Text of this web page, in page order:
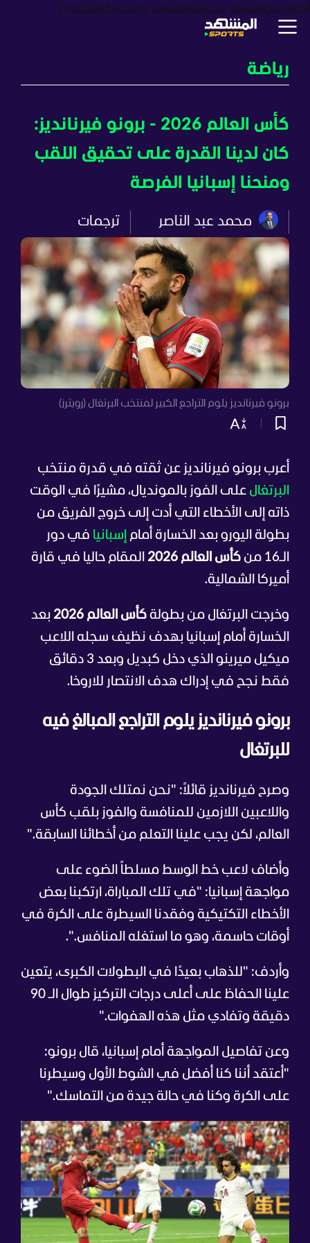
أخبار برامجالمشهد سبورتسالمشهد بزنسبودكاستترندات
رياضة
كأس العالم 2026 - برونو فيرنانديز:
كان لدينا القدرة على تحقيق اللقب
ومنحنا إسبانيا الفرصة
محمد عبد الناصر ترجمات
برونو فيرنانديز يلوم التراجع الكبير لمنتخب البرتغال (رويترز)
أعرب برونو فيرنانديز عن ثقته في قدرة منتخب
البرتغال على الفوز بالمونديال، مشيرًا في الوقت
ذاته إلى الأخطاء التي أدت إلى خروج الفريق من
بطولة اليورو بعد الخسارة أمام إسبانيا في دور
الـ16 من
كأس العالم 2026
المقام حاليا في قارة
أميركا الشمالية.
وخرجت البرتغال من بطولة كأس العالم 2026
بعد
الخسارة أمام إسبانيا بهدف نظيف سجله اللاعب
ميكيل ميرينو الذي دخل كبديل وبعد 3 دقائق
فقط نجح في إدراك هدف الانتصار للاروخا.
برونو فيرنانديز يلوم التراجع المبالغ فيه
للبرتغال
وصرح فيرنانديز قائلاً: "نحن نمتلك الجودة
واللاعبين اللازمين للمنافسة والفوز بلقب كأس
العالم، لكن يجب علينا التعلم من أخطائنا السابقة."
وأضاف لاعب خط الوسط مسلطاً الضوء على
مواجهة إسبانيا: "في تلك المباراة، ارتكبنا بعض
الأخطاء التكتيكية وفقدنا السيطرة على الكرة في
أوقات حاسمة، وهو ما استغله المنافس.".
وأردف: "للذهاب بعيدًا في البطولات الكبرى، يتعين
علينا الحفاظ على أعلى درجات التركيز طوال الـ 90
دقيقة وتفادي مثل هذه الهفوات."
وعن تفاصيل المواجهة أمام إسبانيا، قال برونو:
"أعتقد أننا كنا أفضل في الشوط الأول وسيطرنا
على الكرة وكنا في حالة جيدة من التماسك."